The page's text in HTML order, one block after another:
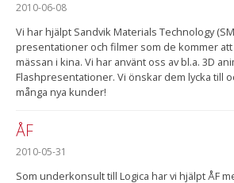
2010-06-08
Vi har hjälpt Sandvik Materials Technology
presentationer och filmer som de kommer att
mässan i kina. Vi har använt oss av bl.a. 3D
Flashpresentationer. Vi önskar dem lycka till
många nya kunder!
ÅF
2010-05-31
Som underkonsult till Logica har vi hjälpt ÅF